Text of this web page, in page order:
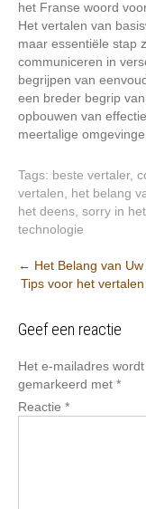
het Franse woord
Het vertalen van
maar essentiële stap
communiceren in
begrijpen van
een breder begrip
opbouwen van
meertalige
Tags: beste vertaler,
vertalen
het belang
het deens sorry in
technologie
Berichtnavigatie
← Het Belang van
Tips voor het
Geef een reactie
Het e-mailadres
gemarkeerd met *
Reactie *